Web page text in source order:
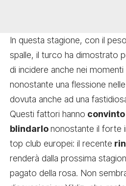
In questa stagione, con il
spalle, il turco ha dimostrato
di incidere anche nei momenti
nonostante una flessione
dovuta anche ad una
Questi fattori hanno
blindarlononostante il forte
top club europei: il recente
renderà dalla prossima
pagato della rosa. Non